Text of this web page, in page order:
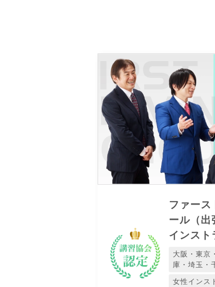
ファース
ール（出
インスト
大阪・東京
庫・埼玉・
女性インス